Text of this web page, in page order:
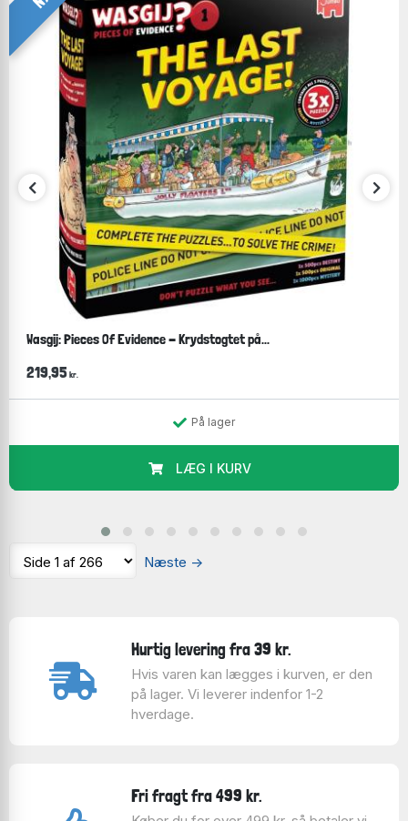
For børn er der rigtig meget læring i at overskue et
motiv og finde den brik, der passer netop ét sted. For
de allermindste er øvelsen at få fat i knopperne på
brikkerne og få dem lagt i de rigtige huller en meget
lærerig og vigtig del af barnets udvikling.
Jeg lægger ofte selv puslespil. Her et 3D-puslespil
sammen med min søn.
ud på billedet!
Wasgij: Pieces Of Evidence - Krydstogtet på...
219,95 kr.
På lager
LÆG I KURV
Næste →
Hurtig levering fra 39 kr.
Hvis varen kan lægges i kurven, er den
på lager. Vi leverer indenfor 1-2
hverdage.
Fri fragt fra 499 kr.